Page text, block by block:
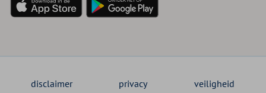
disclaimer privacy veiligheid